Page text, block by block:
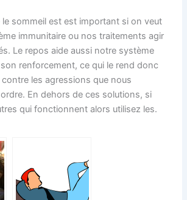
le sommeil est est important si on veut
immunitaire ou nos traitements agir
Le repos aide aussi notre système
renforcement, ce qui le rend donc
les agressions que nous
En dehors de ces solutions, si
qui fonctionnent alors utilisez les.